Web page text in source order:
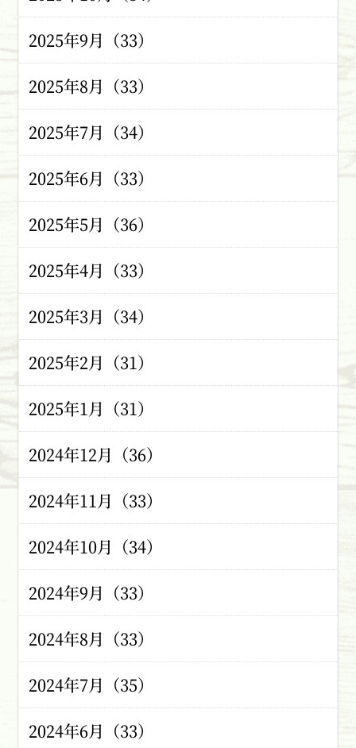
2025年9月（33）
2025年8月（33）
2025年7月（34）
2025年6月（33）
2025年5月（36）
2025年4月（33）
2025年3月（34）
2025年2月（31）
2025年1月（31）
2024年12月（36）
2024年11月（33）
2024年10月（34）
2024年9月（33）
2024年8月（33）
2024年7月（35）
2024年6月（33）